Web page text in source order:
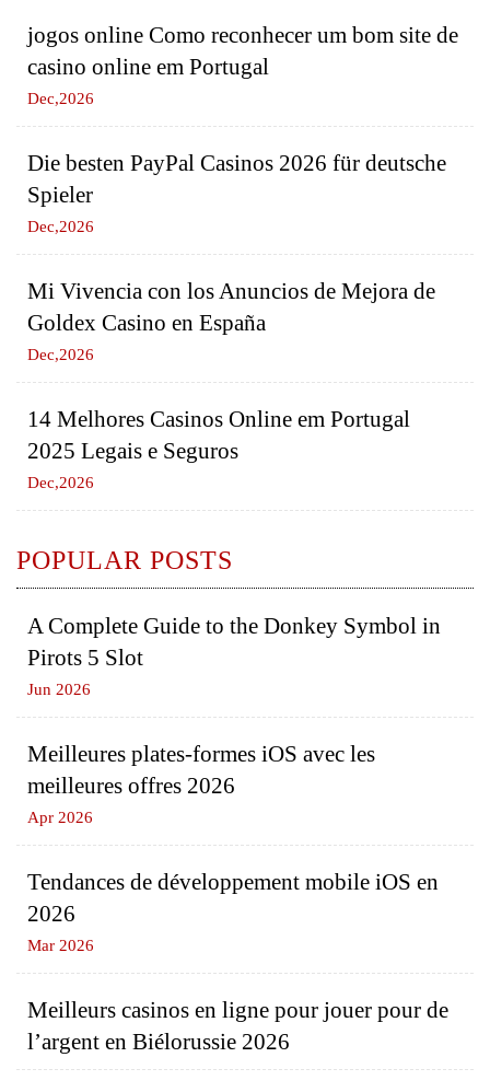
jogos online Como reconhecer um bom site de
casino online em Portugal
Dec,2026
Die besten PayPal Casinos 2026 für deutsche
Spieler
Dec,2026
Mi Vivencia con los Anuncios de Mejora de
Goldex Casino en España
Dec,2026
14 Melhores Casinos Online em Portugal
2025 Legais e Seguros
Dec,2026
POPULAR POSTS
A Complete Guide to the Donkey Symbol in
Pirots 5 Slot
Jun 2026
Meilleures plates-formes iOS avec les
meilleures offres 2026
Apr 2026
Tendances de développement mobile iOS en
2026
Mar 2026
Meilleurs casinos en ligne pour jouer pour de
l’argent en Biélorussie 2026